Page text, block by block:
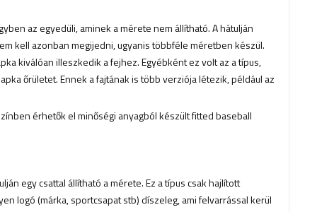
az egyedüli, aminek a mérete nem állítható. A hátulján
kell azonban megijedni, ugyanis többféle méretben készül.
kiválóan illeszkedik a fejhez. Egyébként ez volt az a típus,
őrületet. Ennek a fajtának is több verziója létezik, például az
érhetők el minőségi anyagból készült fitted baseball
egy csattal állítható a mérete. Ez a típus csak hajlított
logó (márka, sportcsapat stb) díszeleg, ami felvarrással kerül